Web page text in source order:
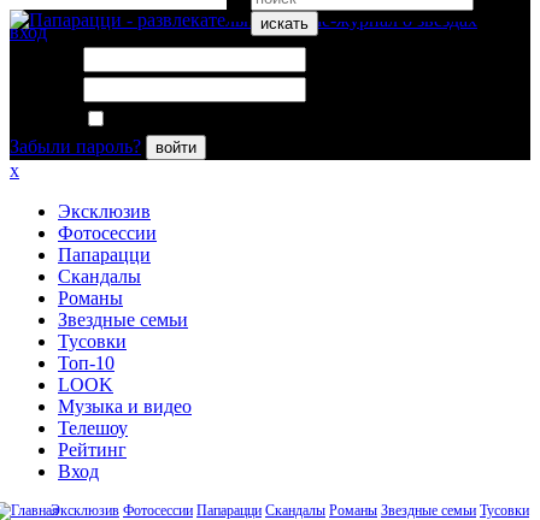
искать
вход
Забыли пароль?
войти
x
Эксклюзив
Фотосессии
Папарацци
Скандалы
Романы
Звездные семьи
Тусовки
Топ-10
LOOK
Музыка и видео
Телешоу
Рейтинг
Вход
Эксклюзив Фотосессии Папарацци Скандалы Романы Звездные семьи Тусовки